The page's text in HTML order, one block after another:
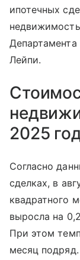
ипотечных
Лейпи.
2025
Согласно
сделках, в
квадратного
выросла на
При этом
месяц подряд.